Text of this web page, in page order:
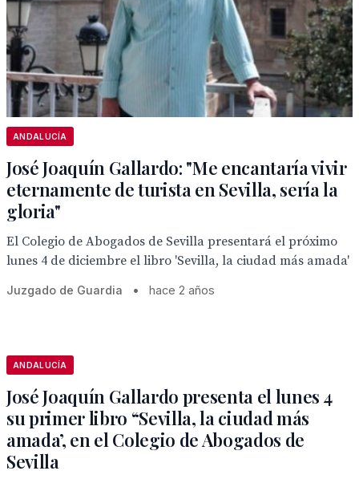
ANDALUCÍA
José Joaquín Gallardo: "Me encantaría vivir
eternamente de turista en Sevilla, sería la
gloria"
El Colegio de Abogados de Sevilla presentará el próximo
lunes 4 de diciembre el libro 'Sevilla, la ciudad más amada'
Juzgado de Guardia • hace 2 años
ANDALUCÍA
José Joaquín Gallardo presenta el lunes 4
su primer libro “Sevilla, la ciudad más
amada’, en el Colegio de Abogados de
Sevilla